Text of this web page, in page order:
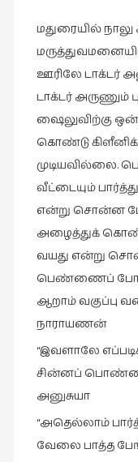
மதுரையில்
ஊரிலே டாக்டர்
டாக்டர் அருணும்
ஷைலுவிற்கு
கொண்டு
முடியவில்லை.
வீட்டையும்
என்று சொன்ன
அழைத்துக்
வயது என்று
பெண்ணைப்
ஆறாம் வகுப்பு
நாராயணன்
“இவளாலே
சின்னப்
அனுசுயா
“அதெல்லாம்
வேலை பாத்த